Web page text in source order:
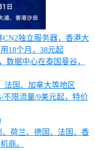
CN2独立服务器，香港大
18个月，38元起
数据中心在泰国曼谷，
法国、加拿大等地区
不限流量/9美元起，特价
、荷兰、德国、法国、香
商。